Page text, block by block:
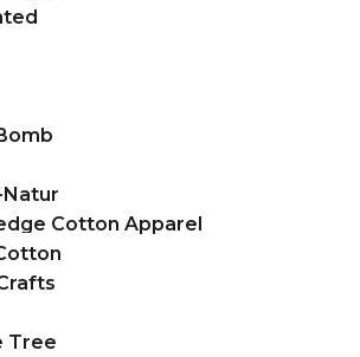
Cotton Apparel
Tree